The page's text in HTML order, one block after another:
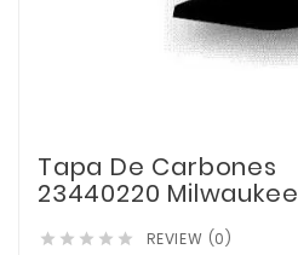
Tapa De Carbones
23440220 Milwaukee
     REVIEW (0)